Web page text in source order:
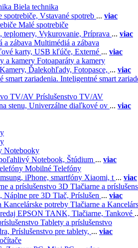
Biela technika
spotrebiče, Vstavané spotreb ... viac
Malé spotrebiče
teplomery, Vykurovanie, Príprava ... viac
Multimédiá a zábava
karty, USB kľúče, Externé ... viac
Fotoaparáty a kamery
Kamery, Ďalekohľady, Fotopasce, ... viac
Inteligentné smart
Príslušenstvo TV/AV
stenu, Univerzálne diaľkové ov ... viac
Notebooky
Notebook, Štúdium ... viac
Mobilné Telefóny
iPhone, smartfóny Xiaomi, t ... viac
3D Tlačiarne a
Náplne pre 3D Tlač, Príslušen ... viac
Tlačiarne a
EPSON TANK, Tlačiarne, Tankové
Tablety a príslušenstvo
Príslušenstvo pre tablety, ... viac